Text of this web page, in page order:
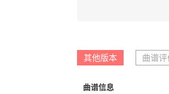
其他版本 曲谱评
曲谱信息